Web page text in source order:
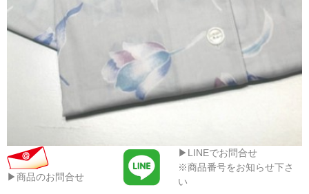
▶商品のお問合せ
▶LINEでお問合せ
※商品番号をお知らせ下さ
い